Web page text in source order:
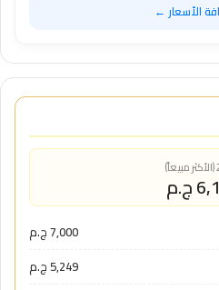
الأسعار ←
ج.م
7,000 ج.م
5,249 ج.م